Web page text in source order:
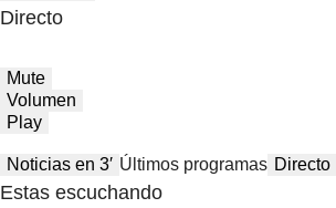
Directo
Mute
Volumen
Play
Noticias en 3′ Últimos programas Directo
Estas escuchando